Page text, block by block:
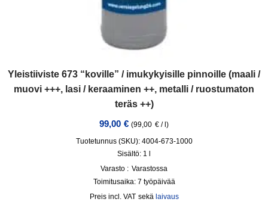
Yleistiiviste 673 “koville” / imukykyisille pinnoille (maali /
muovi +++, lasi / keraaminen ++, metalli / ruostumaton
teräs ++)
99,00 € (99,00 € /l)
Tuotetunnus (SKU): 4004-673-1000
Sisältö: 1
Varasto : Varastossa
Toimitusaika: 7 työpäivää
incl. VAT sekä laivaus